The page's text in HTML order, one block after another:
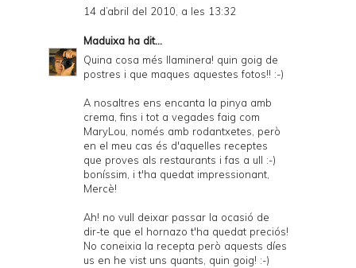
14 d’abril del 2010, a les 13:32
Maduixa ha dit...
Quina cosa més llaminera! quin goig de
postres i que maques aquestes fotos!! :-)
A nosaltres ens encanta la pinya amb
crema, fins i tot a vegades faig com
MaryLou, només amb rodantxetes, però
en el meu cas és d'aquelles receptes
que proves als restaurants i fas a ull :-)
boníssim, i t'ha quedat impressionant,
Mercè!
Ah! no vull deixar passar la ocasió de
dir-te que el hornazo t'ha quedat preciós!
No coneixia la recepta però aquests díes
us en he vist uns quants, quin goig! :-)